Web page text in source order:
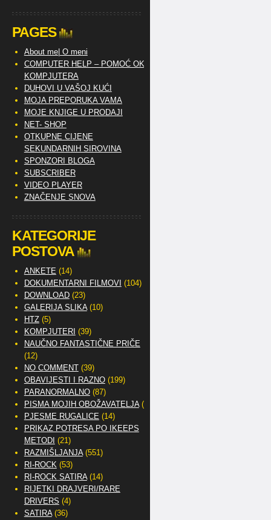
PAGES
About me| O meni
COMPUTER HELP – POMOĆ OKO
KOMPJUTERA
DUHOVI U VAŠOJ KUĆI
MOJA PREPORUKA VAMA
MOJE KNJIGE U PRODAJI
NET- SHOP
OTKUPNE CIJENE
SEKUNDARNIH SIROVINA
SPONZORI BLOGA
SUBSCRIBER
VIDEO PLAYER
ZNAČENJE SNOVA
KATEGORIJE
POSTOVA
ANKETE (14)
DOKUMENTARNI FILMOVI (104)
DOWNLOAD(23)
GALERIJA SLIKA(10)
HTZ(5)
KOMPJUTERI (39)
NAUČNO FANTASTIČNE PRIČE
(12)
NO COMMENT(39)
OBAVIJESTI I RAZNO(199)
PARANORMALNO(87)
PISMA MOJIH OBOŽAVATELJA(2)
PJESME RUGALICE (14)
PRIKAZ POTRESA PO IKEEPS
METODI (21)
RAZMIŠLJANJA(551)
RI-ROCK(53)
RI-ROCK SATIRA(14)
RIJETKI DRAJVERI/RARE
DRIVERS (4)
SATIRA(36)